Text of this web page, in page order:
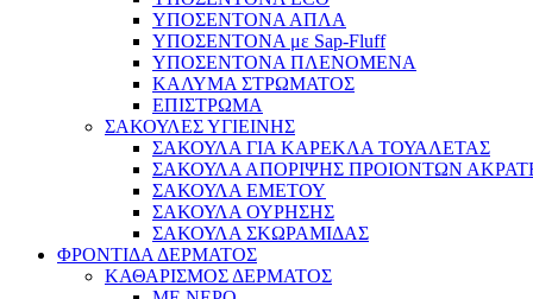
ΥΠΟΣΕΝΤΟΝΑ ΑΠΛΑ
ΥΠΟΣΕΝΤΟΝΑ με Sap-Fluff
ΥΠΟΣΕΝΤΟΝΑ ΠΛΕΝΟΜΕΝΑ
ΚΑΛΥΜΑ ΣΤΡΩΜΑΤΟΣ
ΕΠΙΣΤΡΩΜΑ
ΣΑΚΟΥΛΕΣ ΥΓΙΕΙΝΗΣ
ΣΑΚΟΥΛΑ ΓΙΑ ΚΑΡΕΚΛΑ ΤΟΥΑΛΕΤΑΣ
ΣΑΚΟΥΛΑ ΑΠΟΡΙΨΗΣ ΠΡΟΙΟΝΤΩΝ
ΣΑΚΟΥΛΑ ΕΜΕΤΟΥ
ΣΑΚΟΥΛΑ ΟΥΡΗΣΗΣ
ΣΑΚΟΥΛΑ ΣΚΩΡΑΜΙΔΑΣ
ΦΡΟΝΤΙΔΑ ΔΕΡΜΑΤΟΣ
ΚΑΘΑΡΙΣΜΟΣ ΔΕΡΜΑΤΟΣ